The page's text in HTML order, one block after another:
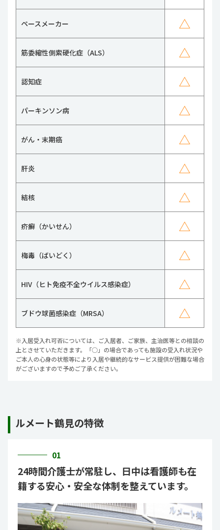
ペースメーカー △
筋委縮性側索硬化症（ALS） △
認知症 △
パーキンソン病 △
がん・末期癌 △
肝炎 △
結核 △
疥癬（かいせん） △
梅毒（ばいどく） △
HIV（ヒト免疫不全ウイルス感染症） △
ブドウ球菌感染症（MRSA） △
※入居受入れ可否については、ご入居者、ご家族、主治医等との相談の
上とさせていただきます。「○」の場合であっても施設の受入れ状況や
ご本人の心身の状態等により入居や継続的なサービス提供が困難な場合
がございますので予めご了承ください。
ルメート鶴見の特徴
01
24時間介護士が常駐し、日中は看護師も在
籍する安心・安全な体制を整えています。